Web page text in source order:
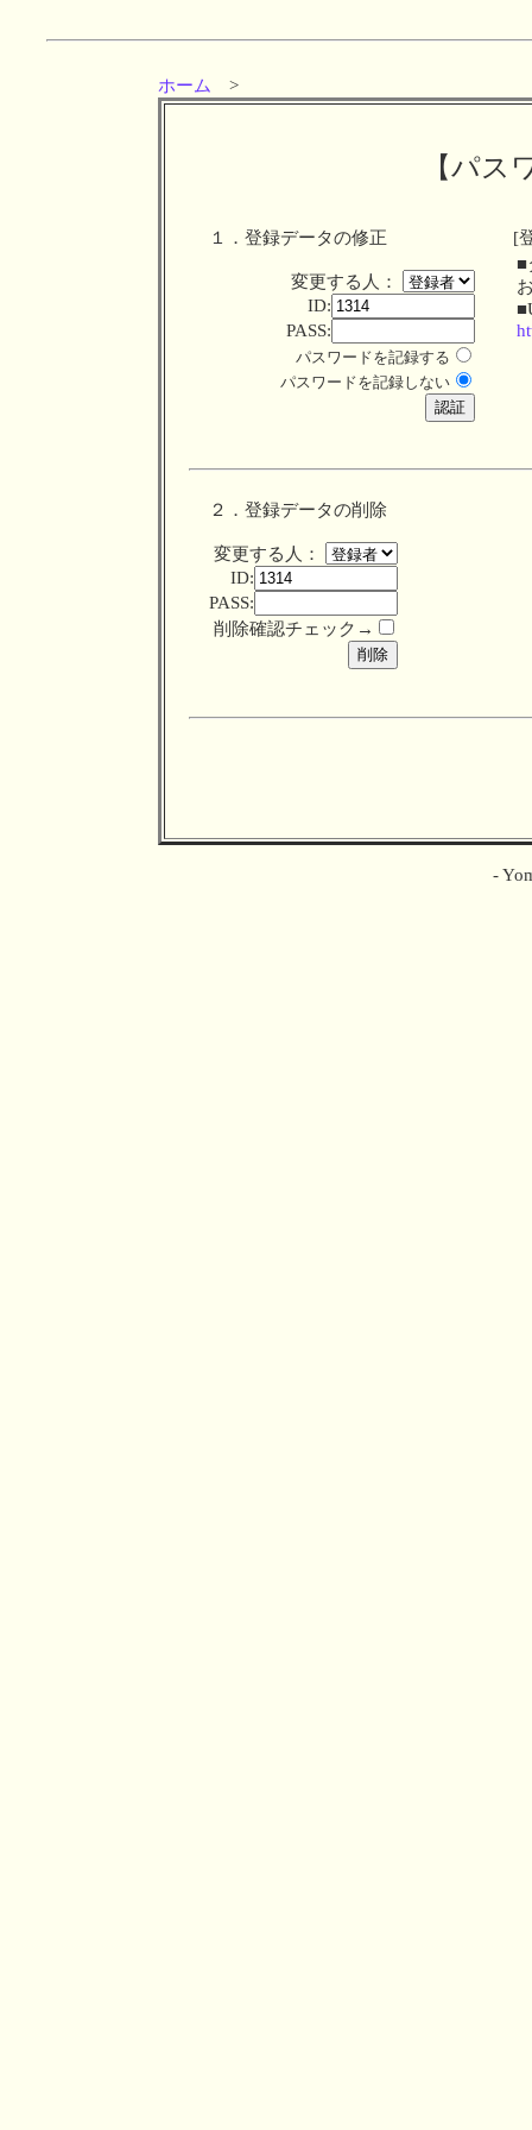
ホーム >
【パス
１．登録データの修正
変更する人：
ID:
PASS:
パスワードを記録する
パスワードを記録しない
[
■
２．登録データの削除
変更する人：
ID:
PASS:
削除確認チェック→
-